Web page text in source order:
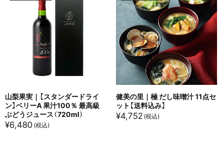
山梨果実｜【スタンダードライ
ン】ベリーA 果汁100％ 最高級
ぶどうジュース（720ml）
¥6,480
健美の里｜極 だし味噌汁 11点セ
ット【送料込み】
¥4,752